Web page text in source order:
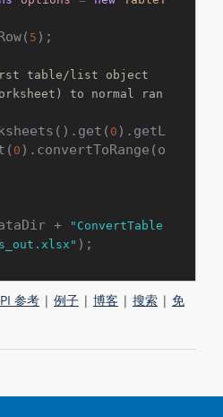
5 );
table/list object
to normal ran
0 ).getL
0 ).convertToRange(o
+
"ConvertTable
参考 | 例子 | 博客 | 搜索 | 免